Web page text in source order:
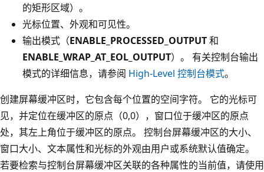
的矩形区域）。
光标位置、外观和可见性。
输出模式（ENABLE_PROCESSED_OUTPUT和
ENABLE_WRAP_AT_EOL_OUTPUT）。 有关控制台输出
模式的详细信息，请参阅 High-Level 控制台模式。
创建屏幕缓冲区时，它包含每个位置的空间字符。 它的光标可
见，并定位在缓冲区的原点（0,0），窗口位于缓冲区的原点
处，其左上角位于缓冲区的原点。 控制台屏幕缓冲区的大小、
窗口大小、文本属性和光标的外观由用户或系统默认值确定。
若要检索与控制台屏幕缓冲区关联的各种属性的当前值，请使用